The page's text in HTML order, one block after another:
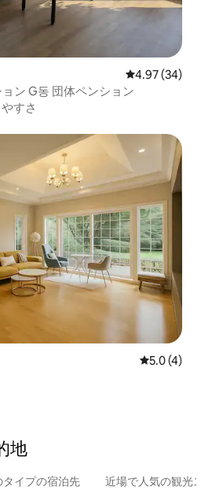
レビュー34
4.97 (34)
ン G동 団体ペンション
すさ
レビュー4
5.0 (4)
地
タ⁠イ⁠プ⁠の宿⁠泊⁠先 近場で人気の観光